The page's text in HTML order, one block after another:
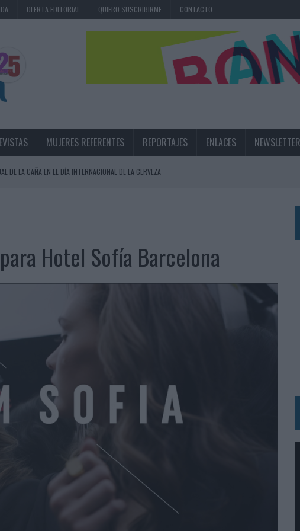
OFERTA EDITORIAL QUIERO SUSCRIBIRME CONTACTO
MUJERES REFERENTES REPORTAJES ENLACES NEWSLETTER
DE LA CAÑA EN EL DÍA INTERNACIONAL DE LA CERVEZA
DE LAS MARCAS
CON IA
PONDRÁ A PRUEBA LA CREATIVIDAD DE LAS MARCAS
INTEGRAN LA INFANCIA EN SU ESTRATEGIA
DE LOS ESPAÑOLES
NUEVA DIRECTORA COMERCIAL GLOBAL
INSPIRADA EN CORNETTO, CALIPPO Y SOLERO
TRANSFORMAR EL PATRIMONIO HISTÓRICO EN ACTIVOS CULTURALES Y ECONÓMICOS
Y ASUME LA GESTIÓN DE SUS RELACIONES CON LOS MEDIOS
CANARIO EN SU ÚLTIMA CAMPAÑA INTERNACIONAL
DE MARCA A LARGO PLAZO Y LA MEDICIÓN SON DOS CARAS DE LA MISMA
LOPESAN HOTELS & RESORTS
Hotel Sofía Barcelona